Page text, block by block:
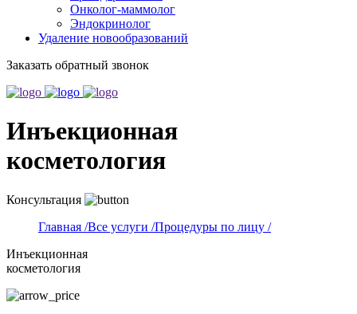
Онколог-маммолог
Эндокринолог
Удаление новообразований
Заказать обратный звонок
Инъекционная
косметология
Консультация
Главная /Все услуги /Процедуры по лицу /
Инъекционная
косметология